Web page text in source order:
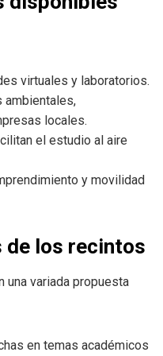
virtuales y laboratorios.
ambientales,
locales.
el estudio al aire
y movilidad
de los recintos
una variada propuesta
en temas académicos